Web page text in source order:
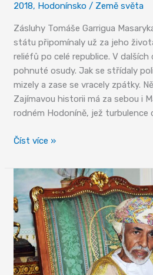
2018, Hodonínsko / Země světa
Zásluhy Tomáše Garrigua
státu připomínaly už za jeho
reliéfů po celé republice. V
pohnuté osudy. Jak se střídaly
mizely a zase se vracely zpátky.
Zajímavou historii má za sebou i
rodném Hodoníně, jež turbulence
Příběh
Číst více »